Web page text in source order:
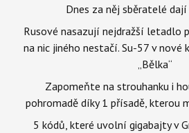
Dnes za něj sběratelé
Rusové nasazují nejdražší letadlo
na nic jiného nestačí. Su-57 v nové
„Bělka“
Zapomeňte na strouhanku i
pohromadě díky 1 přísadě, kterou
5 kódů, které uvolní gigabajty v